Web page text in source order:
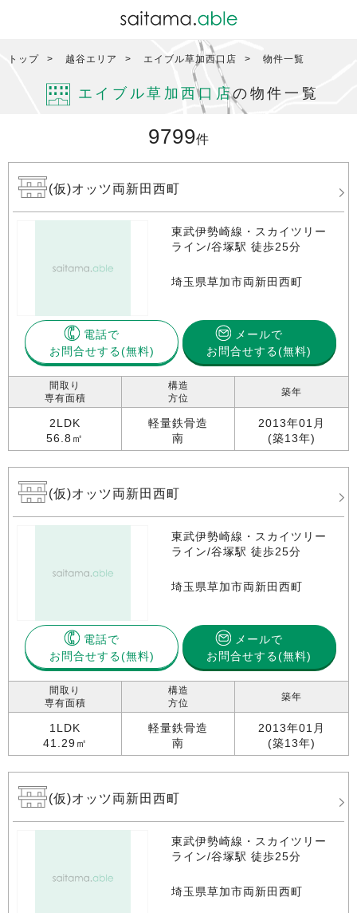
トップ 越谷エリア エイブル草加西口店 物件一覧
エイブル草加西口店の物件一覧
9799件
(仮)オッツ両新田西町
東武伊勢崎線・スカイツリー
ライン/谷塚駅 徒歩25分
埼玉県草加市両新田西町
電話で
お問合せする
メールで
お問合せする(無料)
間取り
専有面積
2LDK
56.8㎡
構造
方位
軽量鉄骨造
南
築年
2013年01月
(築13年)
(仮)オッツ両新田西町
東武伊勢崎線・スカイツリー
ライン/谷塚駅 徒歩25分
埼玉県草加市両新田西町
電話で
お問合せする
メールで
お問合せする(無料)
間取り
専有面積
1LDK
41.29㎡
構造
方位
軽量鉄骨造
南
築年
2013年01月
(築13年)
(仮)オッツ両新田西町
東武伊勢崎線・スカイツリー
ライン/谷塚駅 徒歩25分
埼玉県草加市両新田西町